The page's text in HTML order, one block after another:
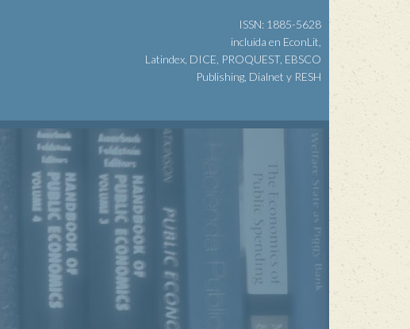
ISSN: 1885-5628
incluida en EconLit,
Latindex, DICE, PROQUEST, EBSCO
Publishing, Dialnet y RESH